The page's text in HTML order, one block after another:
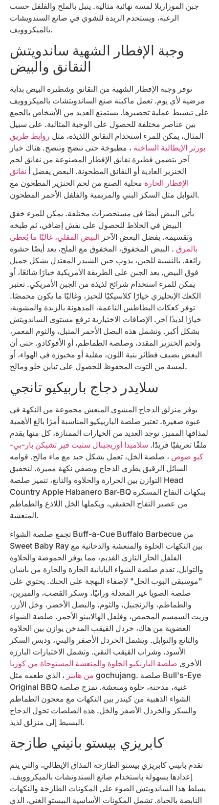
جبن الموزاريلا لمسة نهائية مثالية. يتبل بالملح والفلفل حسب
الرغبة، ويستخدم الزبدة للشوي في صانع السندويشات
بالميكروويف.
وجبة الإفطار الشهية ساندويتش
النقانق والبيض
توفر وجبة الإفطار الشهية من النقانق وشطيرة البيض بداية
مرضية لأي يوم. تعمل ماكينة صنع الساندويتشات بالميكروويف
على تبسيط عملية تحضيرها. يستمتع العديد من الأشخاص بالجمع
بين عناصر مختلفة للحصول على الوجبة المثالية. على سبيل
المثال، يمكن للمرء استخدام النقانق اللذيذة، مثل روابط طريق
بورتر الإيطالية الساخنة ، مطبوخة حتى تنضج وتنضج. هناك خيار
آخر يتضمن فطيرة نقانق الإفطار المصنوعة من نقانق لحم
الخنزير العادية أو النقانق المطحونة. البعض يفضل أ نقانق
الإفطار الحارة محلية الصنع من لحم الخنزير المطحون مع
التوابل مثل السكر البني والمريمية والفلفل الأحمر المطحون.
يأتي البيض أيضًا في مستحضرات مختلفة. يمكن للمرء خفق
البيض في الخلاط للحصول على نفش إضافي، ثم طبخه
وتقسيمه. يفضل البعض الآخر البيض المقلي، غالبًا ما يُغطى
بالمرق . البيض المخفوق، المخفوق مع الملح، يعد أيضًا حشوة
رائعة. بالنسبة للجبن، يذوب جبن الشيدر المعتدل بشكل جميل
فوق البيض. يعد الجبن على الطريقة الأمريكية خيارًا شائعًا، أو
يمكن للمرء استخدام شرائح لذيذة من الجبن الأمريكي. تعتبر
الكعك الإنجليزي خيارًا كلاسيكيًا للخبز، وغالبًا ما يكون محمصًا.
توفر كعكات البطاطس الناعمة، المدهونة بالزبدة والمشوية،
خيارًا لذيذًا آخر. الإضافات الاختيارية ترفع مستوى الساندويتش
بشكل أكبر. وتشمل هذه البصل الأحمر المتبل، والثوم المعمر،
ولحم الخنزير المقدد، وصلصة الطماطم، أو الأفوكادو. حتى أن
البعض يضيف فطائر بنية اللون، مقلية أو مخبوزة في الهواء، أو
لمسة من التوت المحفوظ للحصول على تباين حلو ومالح.
سلايدر دجاج باربيكيو تانجي
يوفر منزلق الدجاج المشوي المنعش مجموعة من النكهة في
عبوة صغيرة. تعتبر صلصة الباربيكيو المناسبة أمرًا بالغ الأهمية
لمذاقها المميز. توجد العديد من الخيارات الممتازة، كل منها يقدم
ملفًا تعريفيًا فريدًا. سلاميدا أوريجينال ستيت فير تشيكن بار-بي-
كيو صوص ، صلصة الخل، تعمل بشكل جيد مع ماء مالح. قوامه
السائل الرقيق يطري الدجاج ويضفي نكهة مميزة. لتحقيق
التوازن بين الحرارة والحلاوة والتانغ، تتميز صلصة Head
Country Apple Habanero Bar-BQ بنكهات التفاح المسكرة
من عصير التفاح الحقيقي، ويكملها الخل اللاذع والطماطم
المنعشة.
تجمع صلصة الشواء Buff-a-Cue Buffalo Barbecue من
Sweet Baby Ray بين النكهات الحلوة والمنعشة والدخانية مع
الفلفل الحار الناري القديم، مما يوفر الحموضة والحلاوة
والتوابل. تقدم صلصة الشواء اليابانية الحارة والحارة من باشان
"موسيقى البوب ​​الخل" لإضفاء البهجة على الحنك. يحتوي على
صلصة الصويا غير المعدلة وراثيًا، وسكر القصب، والميرين،
والطماطم، والزنجبيل، والثوم، والبصل الأخضر، وخل الأرز،
وزيت السمسم المحمص، وفلفل الهالابينو الأحمر. صلصة الشواء
العضوية من هاك، خردل القيقب المدخن يوازن بين الحلاوة
والتانغ والتوابل. ويشمل الخردل الأصفر والبني، ودبس السكر
الأسود، وشراب القيقب النقي. وتشمل الاختيارات البارزة
الأخرى صلصة الباربكيو الحلوة والمنعشة المستوحاة من كوريا
من هاينز ، الذي طعمه مثل gochujang. صلصة Bull's-Eye
Original BBQ غنية، مدخنة، حلوة ومنعشة. تمزج صلصة
الشواء الذهبية من كيندر بين النكهات مع معجون الطماطم
والسكر والخردل الأصفر والخل. هذه الصلصات تحول الدجاج
البسيط إلى منزلق لذيذ.
كابريزي بيستو بانيني طازجة
تقدم بانيني كابريزي بيستو الطازجة المذاق الإيطالي، والتي يتم
إعدادها بسهولة باستخدام صانع السندوتشات بالميكروويف.
يسلط هذا الساندويتش الضوء على المكونات الطازجة والنكهات
النابضة بالحياة. تشمل المكونات الأساسية البيستو الغني، الذي